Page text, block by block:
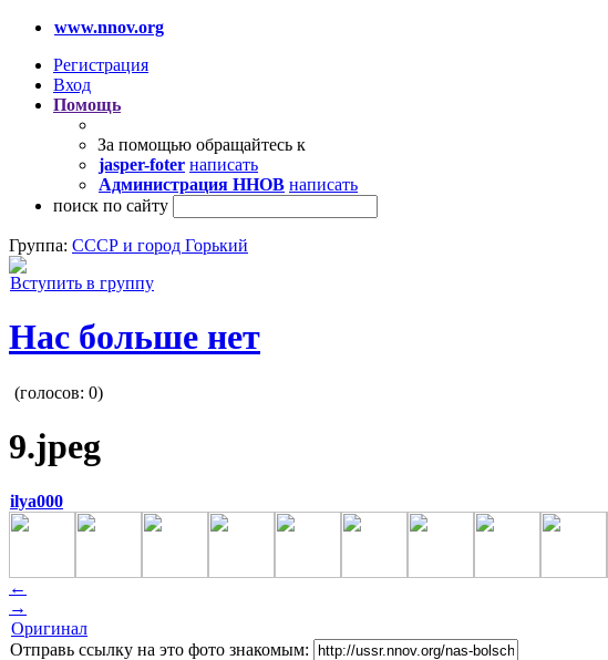
www.nnov.org
Регистрация
Вход
Помощь
За помощью обращайтесь к
jasper-foter написать
Администрация ННОВ написать
поиск по сайту
Группа: СССР и город Горький
Вступить в группу
Нас больше нет
(голосов: 0)
9.jpeg
ilya000
←
→
Оригинал
Отправь ссылку на это фото знакомым: